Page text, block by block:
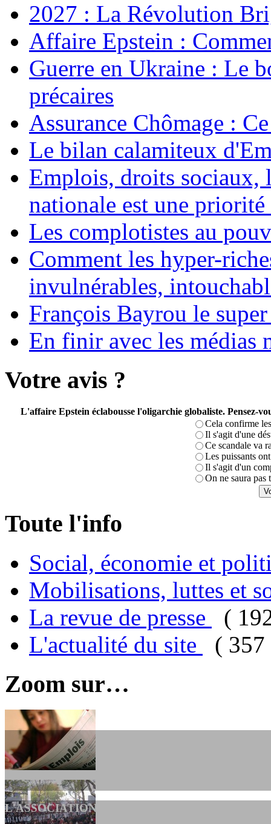
2027 : La Révolution
Affaire Epstein :
Guerre en Ukraine : Le
précaires
Assurance Chômage :
Le bilan calamiteux
Emplois, droits sociaux,
nationale est une
Les complotistes au
Comment les hyper-
invulnérables,
François Bayrou le
En finir avec les médias
Votre avis ?
L'affaire Epstein éclabousse l'oligarchie globaliste. Pensez-
Cela confirme
Il s'agit d'une
Ce scandale va
Les puissants
Il s'agit d'un
On ne saura pas
Toute l'info
Social, économie et
Mobilisations, luttes et
La revue de presse
(
L'actualité du site
( 357
Zoom sur…
L'ASSOCIATION